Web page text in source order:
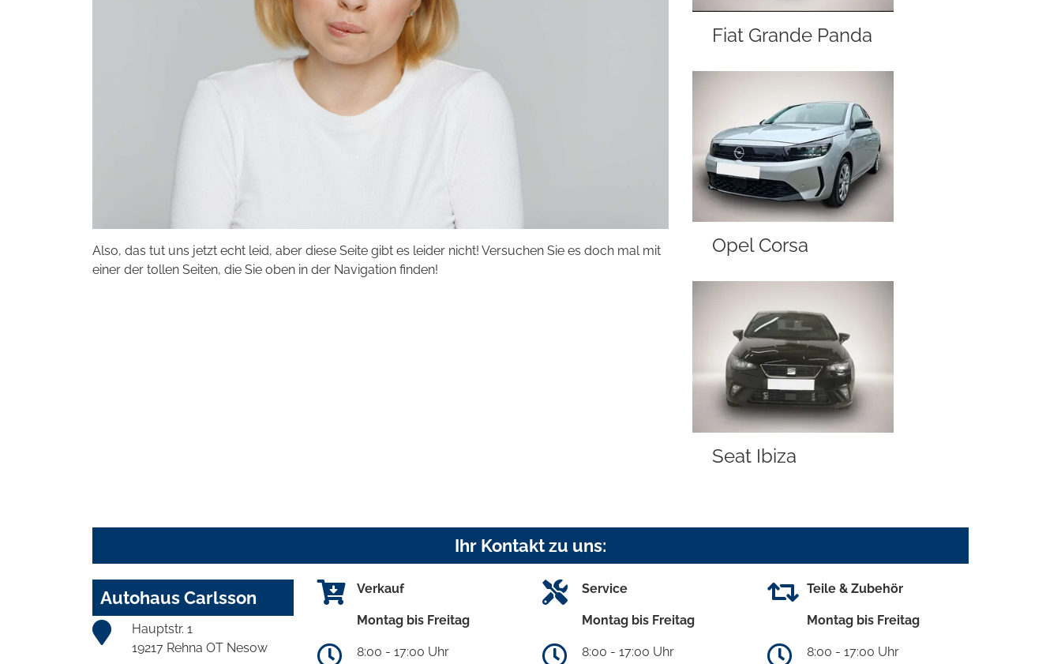
Also, das tut uns jetzt echt leid, aber diese Seite gibt es leider nicht! Versuchen Sie es doch mal mit
einer der tollen Seiten, die Sie oben in der Navigation finden!
Fiat Grande Panda
Opel Corsa
Seat Ibiza
Ihr Kontakt zu uns:
Autohaus Carlsson
Hauptstr. 1
19217 Rehna OT Nesow
Verkauf
Montag bis Freitag
8:00 - 17:00 Uhr
Service
Montag bis Freitag
8:00 - 17:00 Uhr
Teile & Zubehör
Montag bis Freitag
8:00 - 17:00 Uhr